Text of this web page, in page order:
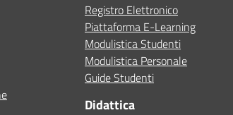
Registro Elettronico
Piattaforma E-Learning
Modulistica Studenti
Modulistica Personale
Guide Studenti
Didattica